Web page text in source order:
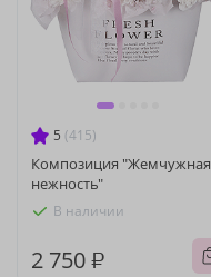
5 (415)
Композиция "Жемчужная
нежность"
В наличии
2 750 ₽